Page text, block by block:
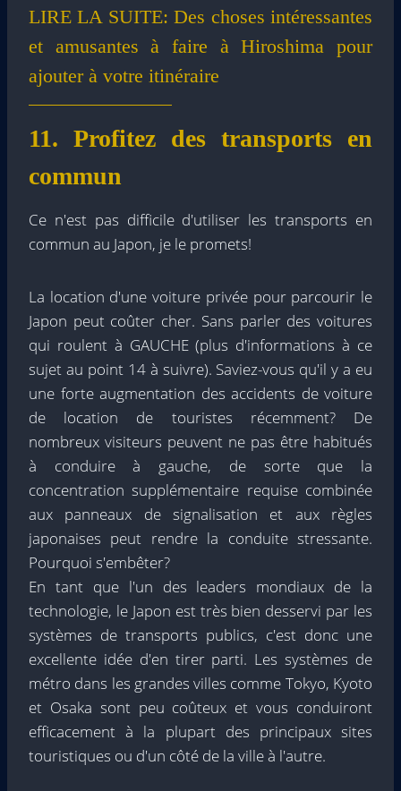
LIRE LA SUITE:Des choses intéressantes
et amusantes à faire à Hiroshima pour
ajouter à votre itinéraire
11. Profitez des transports en
commun
Ce n'est pas difficile d'utiliser les transports en
commun au Japon, je le promets!
La location d'une voiture privée pour parcourir le
Japon peut coûter cher. Sans parler des voitures
qui roulent à GAUCHE (plus d'informations à ce
sujet au point 14 à suivre). Saviez-vous qu'il y a eu
une forte augmentation des accidents de voiture
de location de touristes récemment? De
nombreux visiteurs peuvent ne pas être habitués
à conduire à gauche, de sorte que la
concentration supplémentaire requise combinée
aux panneaux de signalisation et aux règles
japonaises peut rendre la conduite stressante.
Pourquoi s'embêter?
En tant que l'un des leaders mondiaux de la
technologie, le Japon est très bien desservi par les
systèmes de transports publics, c'est donc une
excellente idée d'en tirer parti. Les systèmes de
métro dans les grandes villes comme Tokyo, Kyoto
et Osaka sont peu coûteux et vous conduiront
efficacement à la plupart des principaux sites
touristiques ou d'un côté de la ville à l'autre.